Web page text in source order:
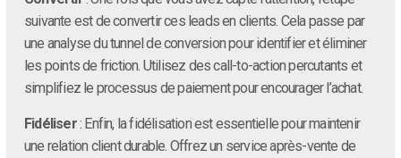
suivante est de convertir ces leads en clients. Cela passe par
une analyse du tunnel de conversion pour identifier et éliminer
les points de friction. Utilisez des call-to-action percutants et
simplifiez le processus de paiement pour encourager l’achat.
Fidéliser: Enfin, la fidélisation est essentielle pour maintenir
une relation client durable. Offrez un service après-vente de